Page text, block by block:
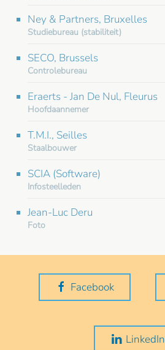
Ney & Partners, Bruxelles
Studiebureau (stabiliteit)
SECO, Brussels
Controlebureau
Eraerts - Jan De Nul, Fleurus
Hoofdaannemer
T.M.I., Seilles
Staalbouwer
SCIA (Software)
Infosteelleden
Jean-Luc Deru
Foto
Facebook
LinkedIn